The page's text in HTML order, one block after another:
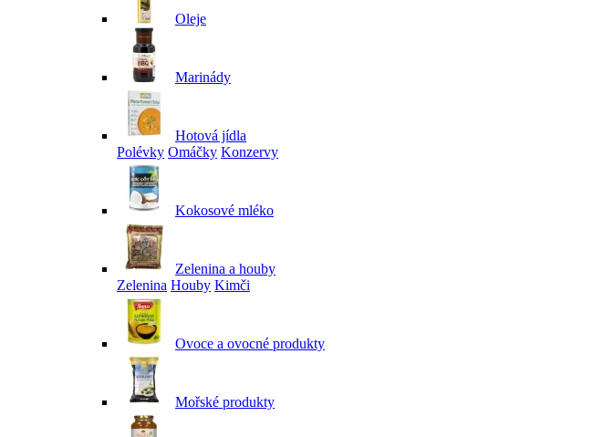
Oleje
Marinády
Hotová jídla
Polévky Omáčky Konzervy
Kokosové mléko
Zelenina a houby
Zelenina Houby Kimči
Ovoce a ovocné produkty
Mořské produkty